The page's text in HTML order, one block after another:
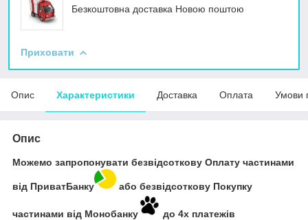
Безкоштовна доставка Новою поштою
Приховати
Опис Характеристики Доставка Оплата Умови
Опис
Можемо запропонувати безвідсоткову Оплату частинами
від ПриватБанку або безвідсоткову Покупку
частинами від Монобанку
до 4х платежів